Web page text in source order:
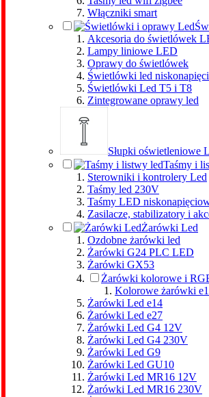
Włączniki smart
Akcesoria do świetlówek
Lampy liniowe LED
Oprawy do świetlówek
Świetlówki led
Świetlówki Led T5 i T8
Zintegrowane oprawy led
Słupki oświetleniowe
Taśmy i
Sterowniki i kontrolery Led
Taśmy led 230V
Taśmy LED
Zasilacze, stabilizatory i
Żarówki Led
Ozdobne żarówki led
Żarówki G24 PLC LED
Żarówki GX53
Żarówki kolorowe i
Kolorowe żarówki
Żarówki Led e14
Żarówki Led e27
Żarówki Led G4 12V
Żarówki Led G4 230V
Żarówki Led G9
Żarówki Led GU10
Żarówki Led MR16 12V
Żarówki Led MR16 230V